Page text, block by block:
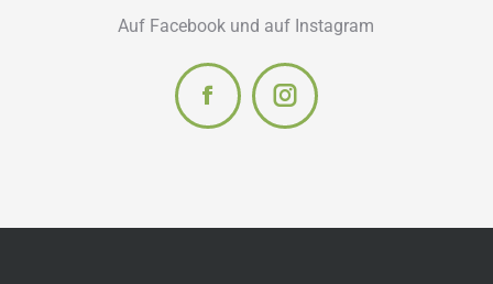
Auf Facebook und auf Instagram
FacebookInstagram